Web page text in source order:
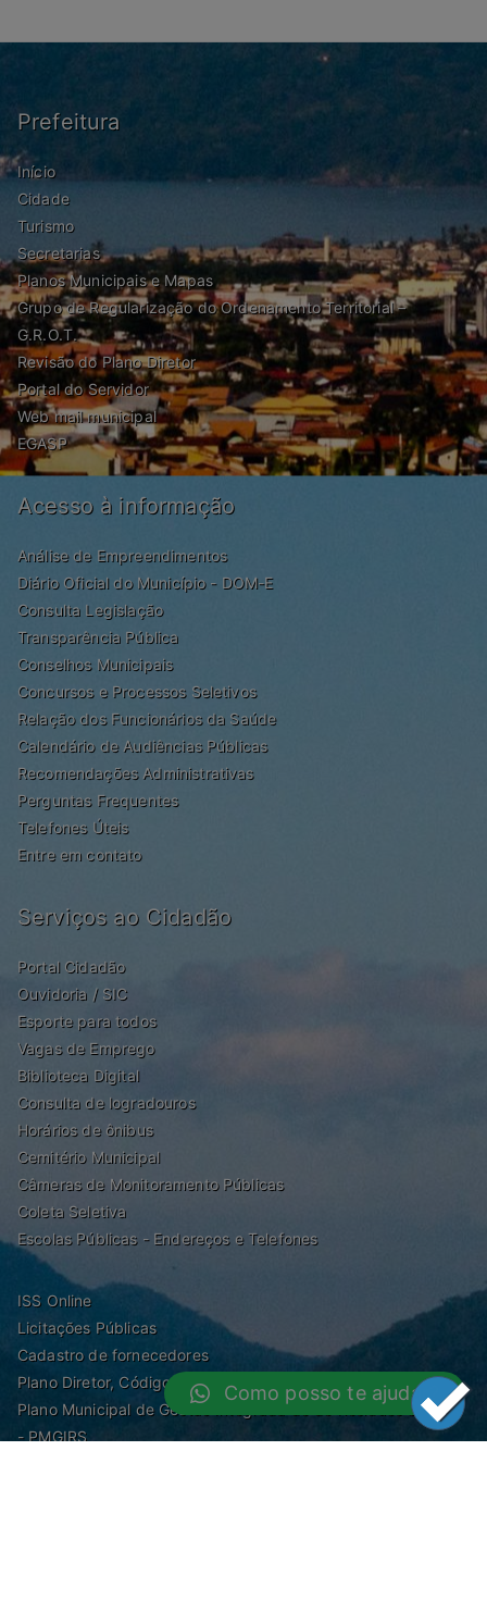
Prefeitura
Início
Cidade
Turismo
Secretarias
Planos Municipais e Mapas
Grupo de Regularização do Ordenamento Territorial –
G.R.O.T.
Revisão do Plano Diretor
Portal do Servidor
Web mail municipal
EGASP
Acesso à informação
Análise de Empreendimentos
Diário Oficial do Município - DOM-E
Consulta Legislação
Transparência Pública
Conselhos Municipais
Concursos e Processos Seletivos
Relação dos Funcionários da Saúde
Calendário de Audiências Públicas
Recomendações Administrativas
Perguntas Frequentes
Telefones Úteis
Entre em contato
Serviços ao Cidadão
Portal Cidadão
Ouvidoria / SIC
Esporte para todos
Vagas de Emprego
Biblioteca Digital
Consulta de logradouros
Horários de ônibus
Cemitério Municipal
Câmeras de Monitoramento Públicas
Coleta Seletiva
Escolas Públicas - Endereços e Telefones
ISS Online
Licitações Públicas
Cadastro de fornecedores
Plano Diretor, Código de Obras, Zoneamento e Posturas
Plano Municipal de Gestão Integrada de de Resíduos Sólidos
- PMGIRS
Como posso te ajudar?